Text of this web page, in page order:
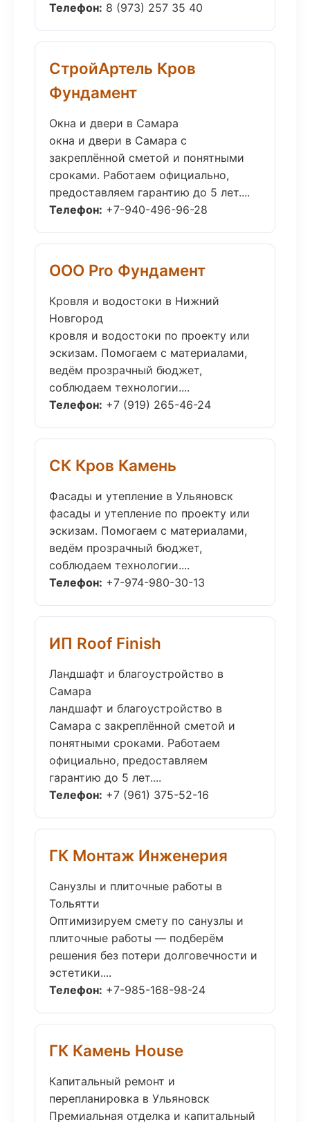
Телефон: 8 (973) 257 35 40
СтройАртель Кров
Фундамент
Окна и двери в Самара
окна и двери в Самара с
закреплённой сметой и понятными
сроками. Работаем официально,
предоставляем гарантию до 5 лет....
Телефон: +7-940-496-96-28
ООО Pro Фундамент
Кровля и водостоки в Нижний
Новгород
кровля и водостоки по проекту или
эскизам. Помогаем с материалами,
ведём прозрачный бюджет,
соблюдаем технологии....
Телефон: +7 (919) 265-46-24
СК Кров Камень
Фасады и утепление в Ульяновск
фасады и утепление по проекту или
эскизам. Помогаем с материалами,
ведём прозрачный бюджет,
соблюдаем технологии....
Телефон: +7-974-980-30-13
ИП Roof Finish
Ландшафт и благоустройство в
Самара
ландшафт и благоустройство в
Самара с закреплённой сметой и
понятными сроками. Работаем
официально, предоставляем
гарантию до 5 лет....
Телефон: +7 (961) 375-52-16
ГК Монтаж Инженерия
Санузлы и плиточные работы в
Тольятти
Оптимизируем смету по санузлы и
плиточные работы — подберём
решения без потери долговечности и
эстетики....
Телефон: +7-985-168-98-24
ГК Камень House
Капитальный ремонт и
перепланировка в Ульяновск
Премиальная отделка и капитальный